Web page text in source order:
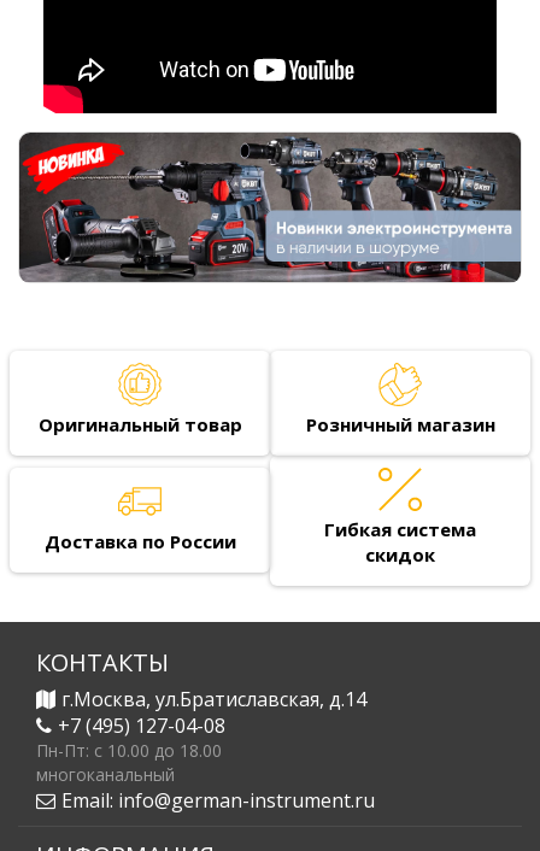
Оригинальный товар Розничный магазин
Доставка по России
Гибкая система
скидок
КОНТАКТЫ
г.Москва, ул.Братиславская, д.14
+7 (495) 127-04-08
Пн-Пт: c 10.00 до 18.00
многоканальный
Email: info@german-instrument.ru